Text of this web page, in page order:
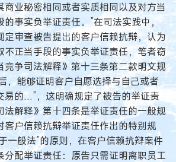
商业秘密相同或者实质相同以及对方当
的事实负举证责任。”在司法实践中，
定审查被告提出的客户信赖抗辩，认为
不正当手段的事实负举证责任，笔者窃
竞争司法解释》第十三条第二款明文规
，能够证明客户自愿选择与自己或者
易的…”，这明确规定了被告的举证责
法解释》第十四条是举证责任的一般规
客户信赖抗辩举证责任作出的特别规
一般法”的原则，在客户信赖抗辩案件
分配举证责任：原告只需证明离职员工